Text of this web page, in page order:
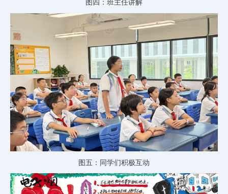
图四：班主任讲解
图五：同学们积极互动